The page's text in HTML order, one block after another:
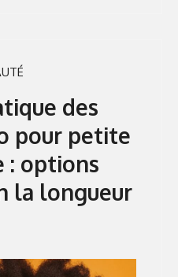
des
pour petite
: options
la longueur